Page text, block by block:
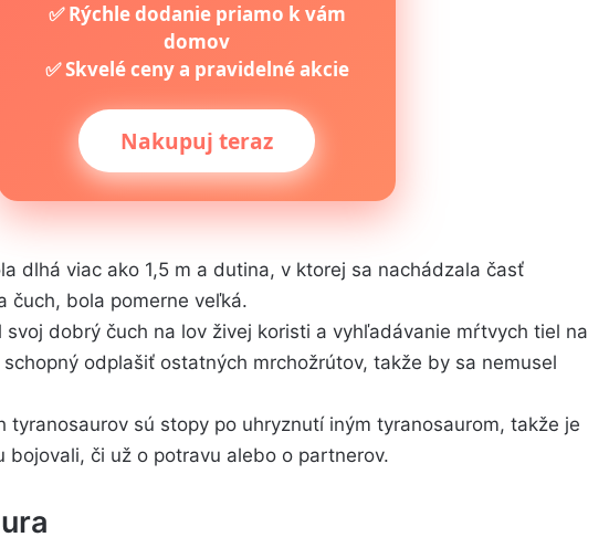
✅ Rýchle dodanie priamo k vám
domov
✅ Skvelé ceny a pravidelné akcie
Nakupuj teraz
dlhá viac ako 1,5 m a dutina, v ktorej sa nachádzala časť
čuch, bola pomerne veľká.
svoj dobrý čuch na lov živej koristi a vyhľadávanie mŕtvych tiel na
odplašiť ostatných mrchožrútov, takže by sa nemusel
tyranosaurov sú stopy po uhryznutí iným tyranosaurom, takže je
bojovali, či už o potravu alebo o partnerov.